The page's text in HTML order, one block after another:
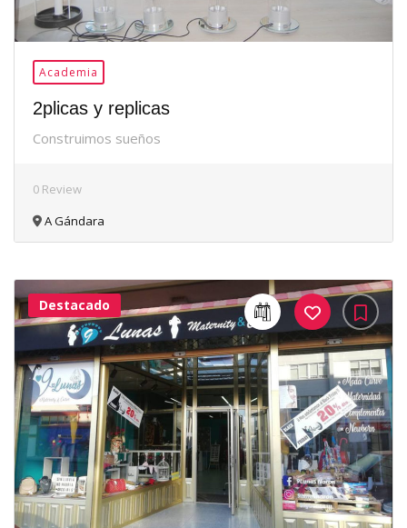
Academia
2plicas y replicas
Construimos sueños
0 Review
A Gándara
32Me
Gusta
Destacado